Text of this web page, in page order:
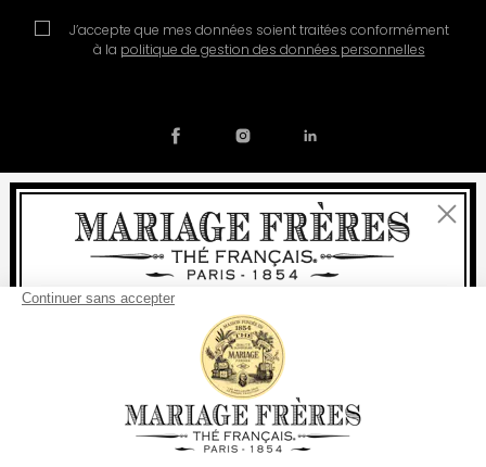
J’accepte que mes données soient traitées conformément
à la politique de gestion des données personnelles
Notre histoire
Mentions légales
Devenir partenaire
Préférences en matière de cookies
© COPYRIGHT 2026 / MARIAGE FRERES
Fermer
Bienvenue
Pour tout achat, lalivraisonrapide est
à partir de 60 € en France Métropolitaine
à partir de 150 €pour le reste du monde
Votre pays de livraison est défini surEtats-Unis